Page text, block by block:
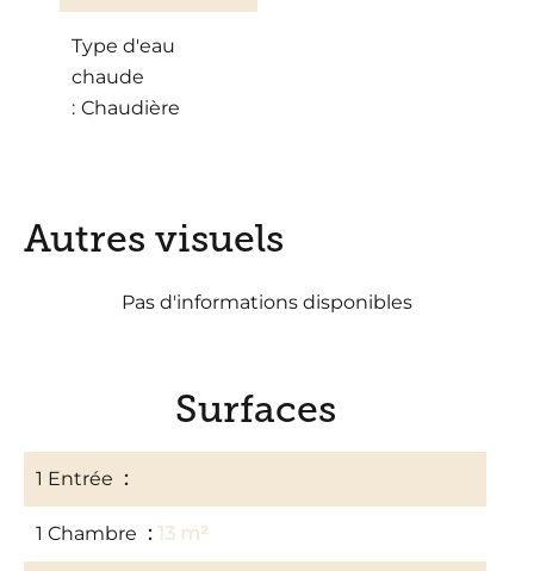
Type d'eau
chaude
Chaudière
Autres visuels
Pas d'informations disponibles
Surfaces
1 Entrée
1 Chambre 13 m²